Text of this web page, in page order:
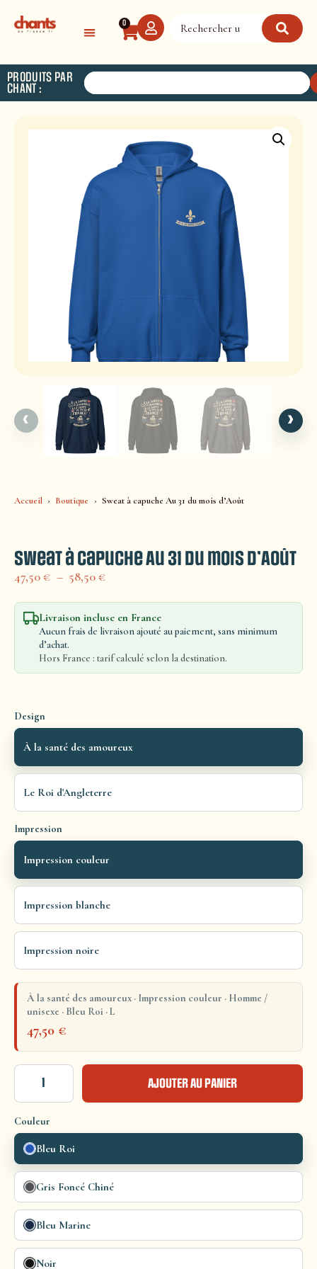
0
PRODUITS PAR
CHANT :
Accueil Boutique Sweat à capuche Au 31 du mois d’Août
Sweat à capuche Au 31 du mois d’Août
47,50€ – 58,50€
Livraison incluse en France
Aucun frais de livraison ajouté au paiement, sans minimum
d’achat.
Hors France : tarif calculé selon la destination.
Design
À la santé des amoureux
Le Roi d'Angleterre
Impression
Impression couleur
Impression blanche
Impression noire
À la santé des amoureux · Impression couleur · Homme /
unisexe · Bleu Roi · L
47,50 €
AJOUTER AU PANIER
Couleur
Bleu Roi
Gris Foncé Chiné
Bleu Marine
Noir
‹ ›